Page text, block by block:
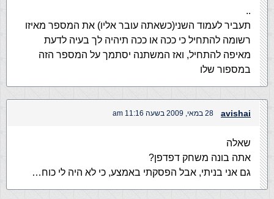
..
תעביר לעמוד השני(כשאתה עובר אליו) את המספר מאיזו
רשומה להתחיל כי ככה או ככה תיהיה לך בעיה לדעת
מאיפה להתחיל, ואז המשתנה יסתמך על המספר הזה
במספור שלו
avishai 28 במאי, 2009 בשעה 11:16 am
שאלה
אתה בונה משחק דפדפן?
גם אני בניתי, אבל הפסקתי באמצע, כי לא היה לי כוח…